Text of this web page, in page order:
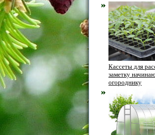
Кассеты для
заметку
огороднику